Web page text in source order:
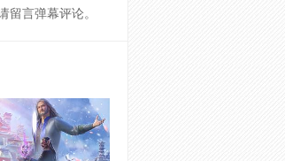
言弹幕评论。